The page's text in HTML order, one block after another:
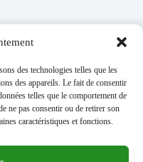
des technologies telles que les
des appareils. Le fait de consentir
telles que le comportement de
ne pas consentir ou de retirer son
caractéristiques et fonctions.
un commentaire.